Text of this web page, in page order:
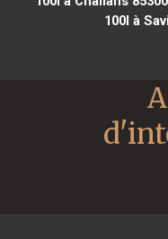
100l à